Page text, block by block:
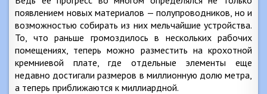
появлением новых материалов — полупроводников, но и
возможностью собирать из них мельчайшие устройства.
То, что раньше громоздилось в нескольких рабочих
помещениях, теперь можно разместить на крохотной
кремниевой плате, где отдельные элементы еще
недавно достигали размеров в миллионную долю метра,
а теперь приближаются к миллиардной.